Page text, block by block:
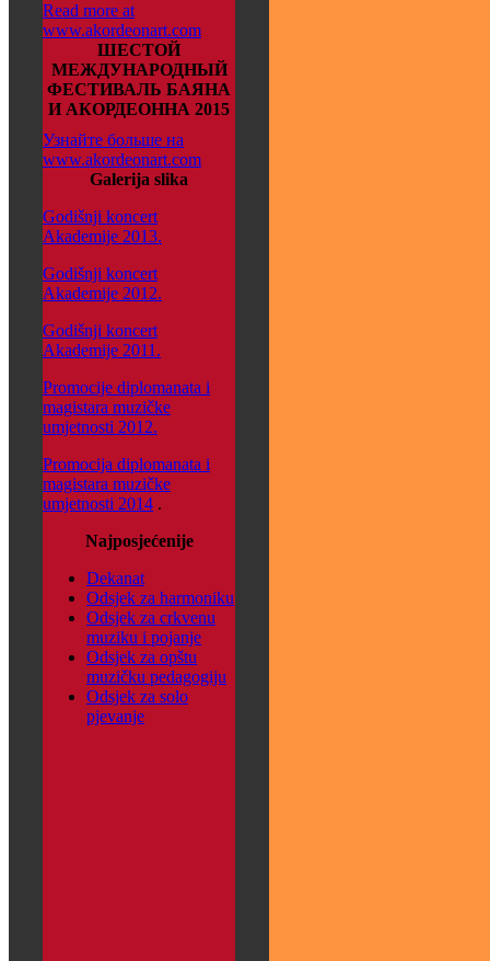
Read more at
www.akordeonart.com
ШЕСТОЙ
МЕЖДУНАРОДНЫЙ
ФЕСТИВАЛЬ БАЯНА
И АКОРДЕОННА 2015
Узнайте больше на
www.akordeonart.com
Galerija slika
Godišnji koncert
Akademije 2013.
Godišnji koncert
Akademije 2012.
Godišnji koncert
Akademije 2011.
Promocije diplomanata i
magistara muzičke
umjetnosti 2012.
Promocija diplomanata i
magistara muzičke
umjetnosti 2014 .
Najposjećenije
Dekanat
Odsjek za harmoniku
Odsjek za crkvenu
muziku i pojanje
Odsjek za opštu
muzičku pedagogiju
Odsjek za solo
pjevanje